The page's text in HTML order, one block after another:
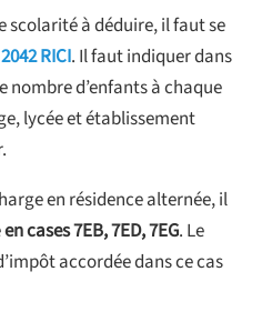
scolarité à déduire, il faut se
RICI. Il faut indiquer dans
nombre d’enfants à chaque
lycée et établissement
en résidence alternée, il
en cases 7EB, 7ED, 7EG. Le
accordée dans ce cas